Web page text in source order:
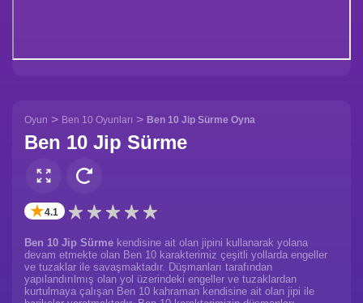
Oyun > Ben 10 Oyunları > Ben 10 Jip Sürme Oyna
Ben 10 Jip Sürme
✭4.1
Ben 10 Jip Sürme kendisine ait olan jipini kullanarak yolana
devam etmekte olan Ben 10 karakterimiz çeşitli yollarda engeller
ve tuzaklar ile savaşmaktadır. Düşmanları tarafından
yapılandırılmış olan yol üzerindeki engeller ve tuzaklardan
kurtulmaya çalışan Ben 10 kahraman kendisine ait olan jipi ile